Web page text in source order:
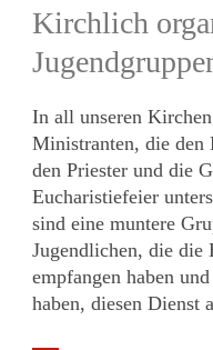
Kirchlich
In all unseren
Ministranten, die den
den Priester und die
Eucharistiefeier
sind eine muntere
Jugendlichen, die
empfangen haben
haben, diesen Dienst